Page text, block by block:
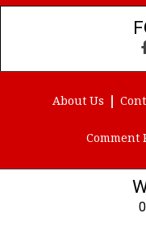
About Us
Comment